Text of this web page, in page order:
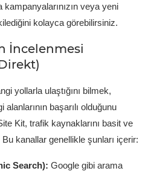
veya yeni
kolayca görebilirsiniz.
İncelenmesi
yollarla ulaştığını bilmek,
başarılı olduğunu
Kit, trafik kaynaklarını basit ve
kanallar genellikle şunları içerir:
Search): Google gibi arama